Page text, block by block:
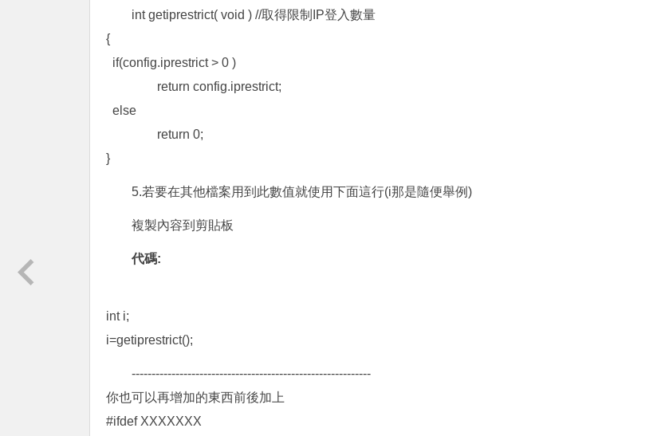
int getiprestrict( void ) //取得限制IP登入數量
{
if(config.iprestrict > 0 )
return config.iprestrict;
else
return 0;
}
5.若要在其他檔案用到此數值就使用下面這行(i那是隨便舉例)
複製內容到剪貼板
代碼:
int i;
i=getiprestrict();
------------------------------------------------------------
你也可以再增加的東西前後加上
#ifdef XXXXXXX